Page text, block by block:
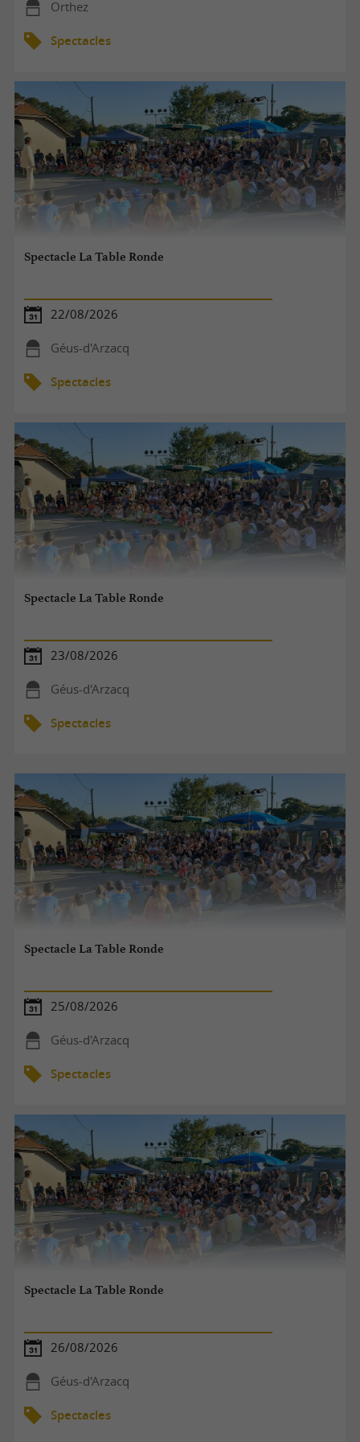
Orthez
Spectacles
Spectacle La Table Ronde
22/08/2026
Géus-d'Arzacq
Spectacles
Spectacle La Table Ronde
23/08/2026
Géus-d'Arzacq
Spectacles
Spectacle La Table Ronde
25/08/2026
Géus-d'Arzacq
Spectacles
Spectacle La Table Ronde
26/08/2026
Géus-d'Arzacq
Spectacles